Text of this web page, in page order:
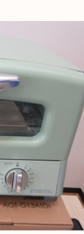
！そう思って